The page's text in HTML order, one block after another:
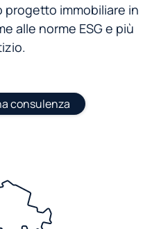
immobiliare in
alle norme ESG e più
consulenza